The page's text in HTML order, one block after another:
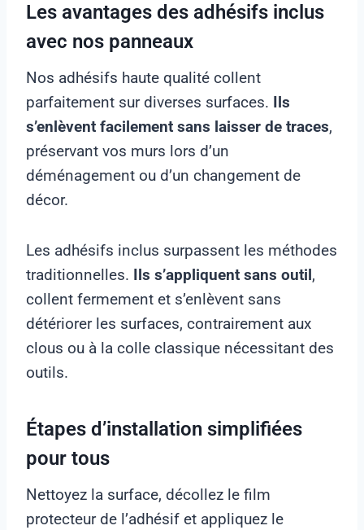
Les avantages des adhésifs inclus
avec nos panneaux
Nos adhésifs haute qualité collent
parfaitement sur diverses surfaces. Ils
s’enlèvent facilement sans laisser de traces,
préservant vos murs lors d’un
déménagement ou d’un changement de
décor.
Les adhésifs inclus surpassent les méthodes
traditionnelles. Ils s’appliquent sans outil,
collent fermement et s’enlèvent sans
détériorer les surfaces, contrairement aux
clous ou à la colle classique nécessitant des
outils.
Étapes d’installation simplifiées
pour tous
Nettoyez la surface, décollez le film
protecteur de l’adhésif et appliquez le